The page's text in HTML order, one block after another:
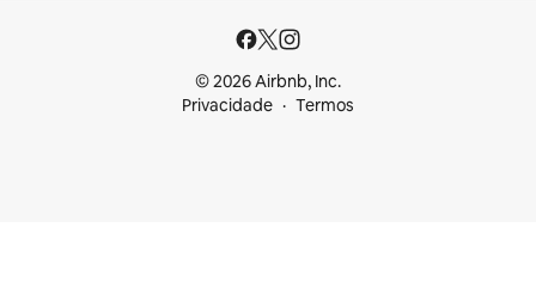
© 2026 Airbnb, Inc.
Privacidade
Termos